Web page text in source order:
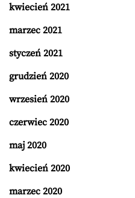
kwiecień 2021
marzec 2021
styczeń 2021
grudzień 2020
wrzesień 2020
czerwiec 2020
maj 2020
kwiecień 2020
marzec 2020